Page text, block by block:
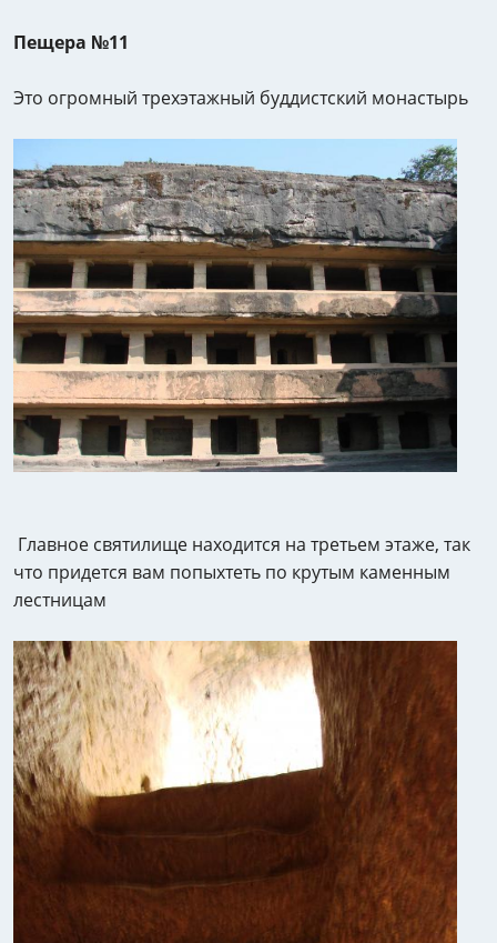
Пещера №11
Это огромный трехэтажный буддистский монастырь
Главное святилище находится на третьем этаже, так
что придется вам попыхтеть по крутым каменным
лестницам